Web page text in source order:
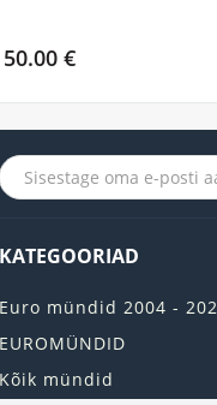
50.00 €
KATEGOORIAD
Euro mündid 2004 -
EUROMÜNDID
Kõik mündid